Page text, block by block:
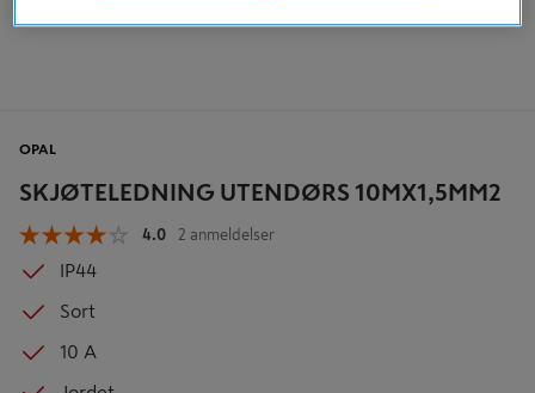
SKJØTELEDNING UTENDØRS 10MX1,5MM2
OPAL
4.0 2 anmeldelser
IP44
Sort
10 A